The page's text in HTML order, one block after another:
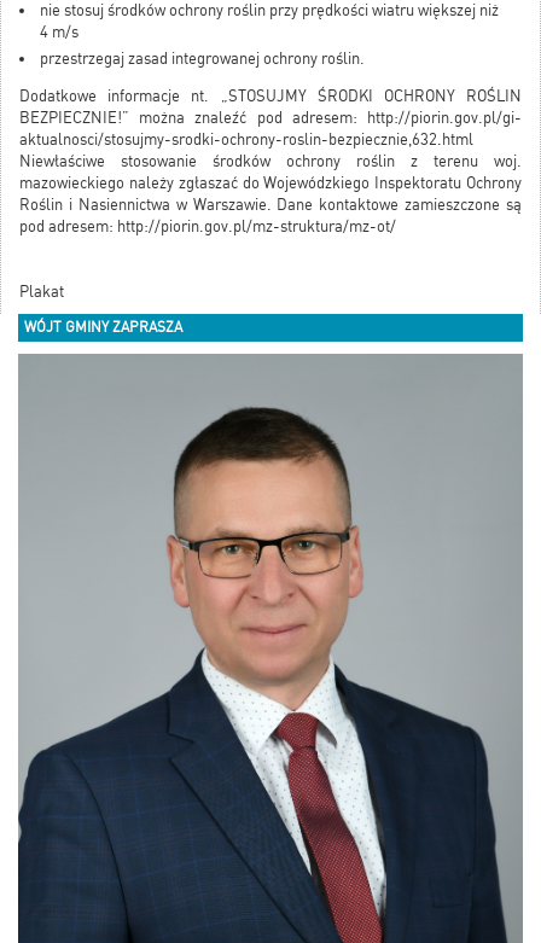
nie stosuj środków ochrony roślin przy prędkości wiatru większej niż
4 m/s
przestrzegaj zasad integrowanej ochrony roślin.
Dodatkowe informacje nt. „STOSUJMY ŚRODKI OCHRONY ROŚLIN
BEZPIECZNIE!” można znaleźć pod adresem: http://piorin.gov.pl/gi-
aktualnosci/stosujmy-srodki-ochrony-roslin-bezpiecznie,632.html
Niewłaściwe stosowanie środków ochrony roślin z terenu woj.
mazowieckiego należy zgłaszać do Wojewódzkiego Inspektoratu Ochrony
Roślin i Nasiennictwa w Warszawie. Dane kontaktowe zamieszczone są
pod adresem: http://piorin.gov.pl/mz-struktura/mz-ot/
Plakat
WÓJT GMINY ZAPRASZA